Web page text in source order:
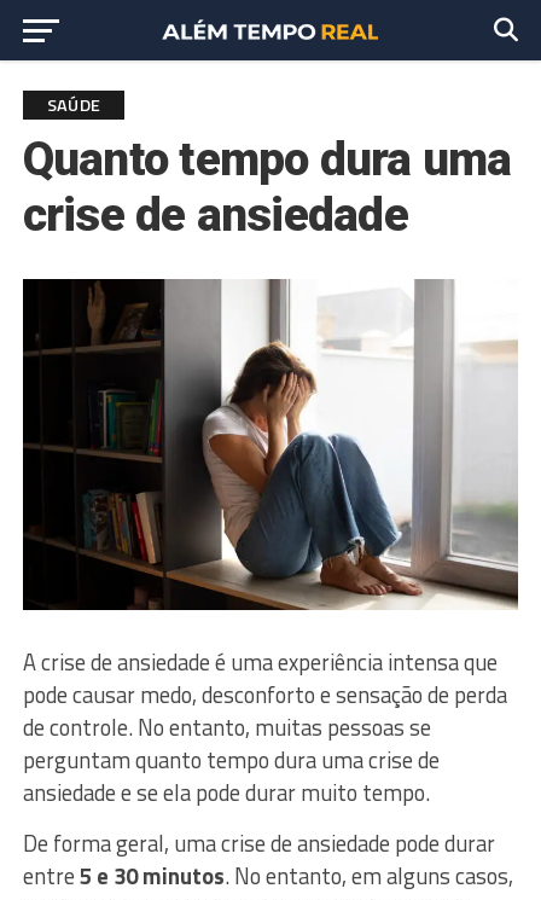
SAÚDE
Quanto tempo dura uma
crise de ansiedade
A crise de ansiedade é uma experiência intensa que
pode causar medo, desconforto e sensação de perda
de controle. No entanto, muitas pessoas se
perguntam quanto tempo dura uma crise de
ansiedade e se ela pode durar muito tempo.
De forma geral, uma crise de ansiedade pode durar
entre5 e 30 minutos. No entanto, em alguns casos,